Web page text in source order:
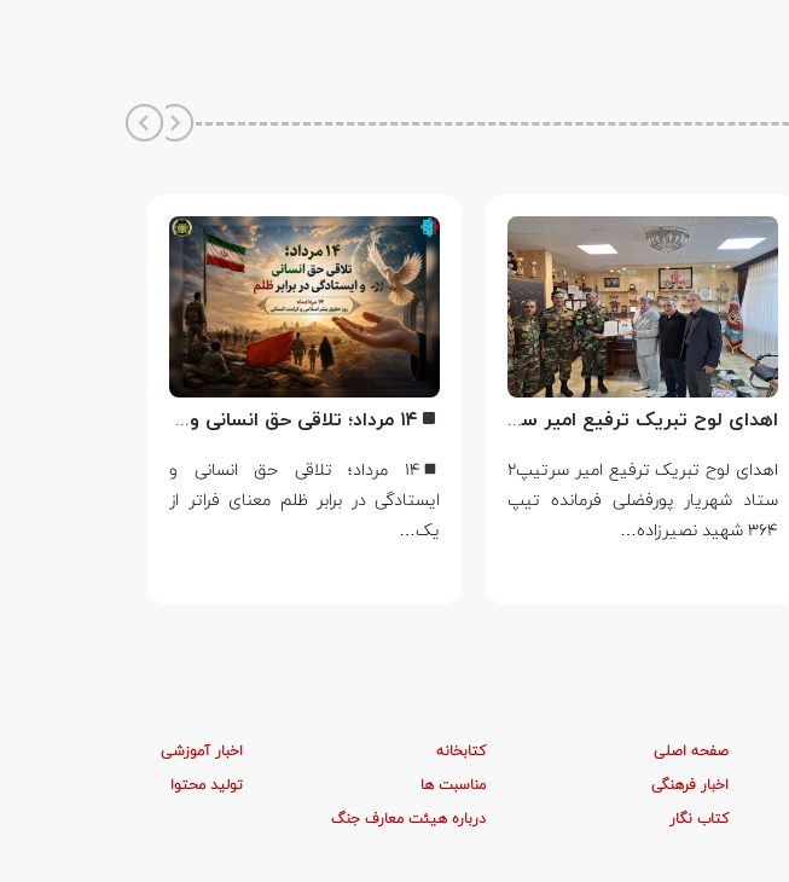
اهدای لوح تبریک ترفیع امیر سرتیپ۲ ستاد شهریار پورفضلی فرمانده تیپ ۳۶۴ شهید نصیرزاده نزاجا مستقر در مهاباد
اهدای لوح تبریک ترفیع امیر سرتیپ۲
ستاد شهریار پورفضلی فرمانده تیپ
۳۶۴ شهید نصیرزاده…
۱۴ مرداد؛ تلاقی حق انسانی و ایستادگی در برابر ظلم
۱۴ مرداد؛ تلاقی حق انسانی و
ایستادگی در برابر ظلم معنای فراتر از
یک…
صفحه اصلی کتابخانه
اخبار آموزشی
اخبار فرهنگی
مناسبت ها
تولید محتوا
کتاب نگار
درباره هیئت معارف جنگ